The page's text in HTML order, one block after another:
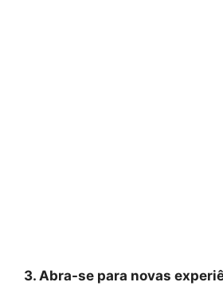
3. Abra-se para novas